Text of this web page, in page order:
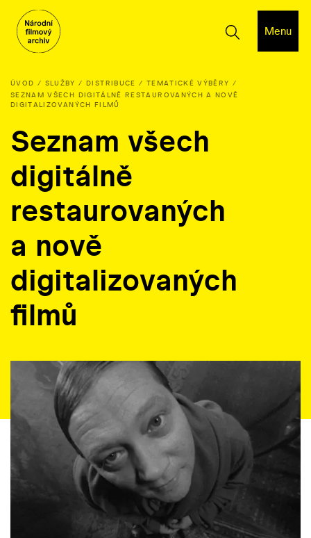
Menu
ÚVOD SLUŽBY DISTRIBUCE
TEMATICKÉ VÝBĚRY
SEZNAM VŠECH DIGITÁLNĚ RESTAUROVANÝCH A NOVĚ
DIGITALIZOVANÝCH FILMŮ
Seznam všech
digitálně
restaurovaných
a nově
digitalizovaných
filmů